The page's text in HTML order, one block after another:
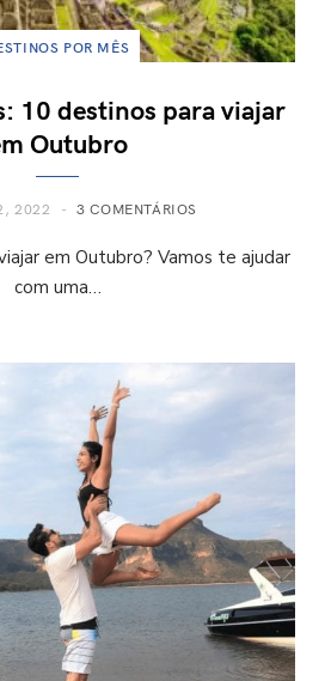
POR MÊS
10 destinos para viajar
Outubro
2022 3 COMENTÁRIOS
em Outubro? Vamos te ajudar
com uma…